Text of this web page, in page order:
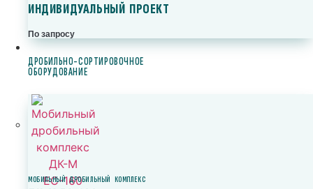
ИНДИВИДУАЛЬНЫЙ ПРОЕКТ
По запросу
ДРОБИЛЬНО-СОРТИРОВОЧНОЕ
ОБОРУДОВАНИЕ
МОБИЛЬНЫЙ ДРОБИЛЬНЫЙ КОМПЛЕКС